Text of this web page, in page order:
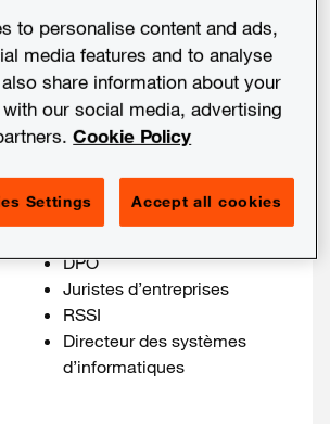
données personnelles
Public cible
DPO
Juristes d’entreprises
RSSI
Directeur des systèmes
d’informatiques
to personalise content and ads,
media features and to analyse
share information about your
our social media, advertising
Cookie Policy
Settings Accept all cookies